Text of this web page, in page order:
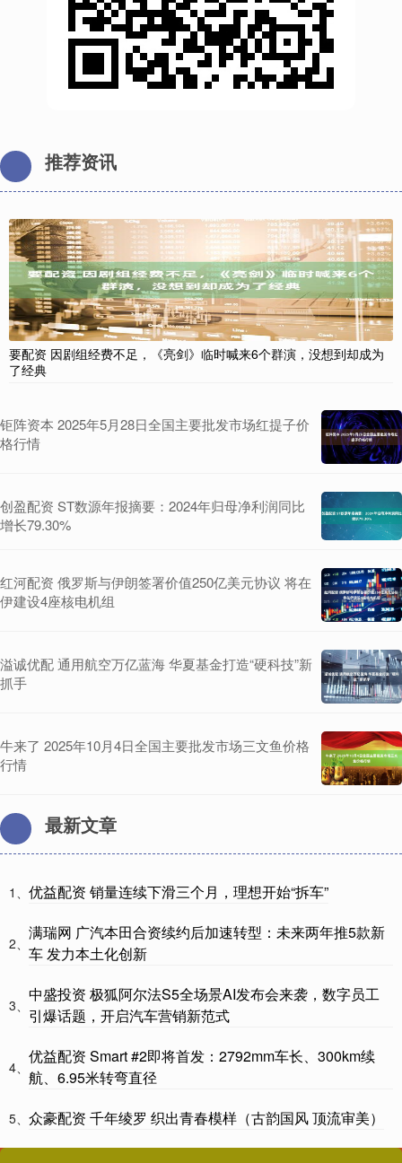
推荐资讯
要配资 因剧组经费不足，《亮剑》临时喊来6个群演，没想到却成为
了经典
钜阵资本 2025年5月28日全国主要批发市场红提子价
格行情
创盈配资 ST数源年报摘要：2024年归母净利润同比
增长79.30%
红河配资 俄罗斯与伊朗签署价值250亿美元协议 将在
伊建设4座核电机组
溢诚优配 通用航空万亿蓝海 华夏基金打造“硬科技”新
抓手
牛来了 2025年10月4日全国主要批发市场三文鱼价格
行情
最新文章
1、 优益配资 销量连续下滑三个月，理想开始“拆车”
2、
满瑞网 广汽本田合资续约后加速转型：未来两年推5款新
车 发力本土化创新
3、
中盛投资 极狐阿尔法S5全场景AI发布会来袭，数字员工
引爆话题，开启汽车营销新范式
4、
优益配资 Smart #2即将首发：2792mm车长、300km续
航、6.95米转弯直径
5、 众豪配资 千年绫罗 织出青春模样（古韵国风 顶流审美）